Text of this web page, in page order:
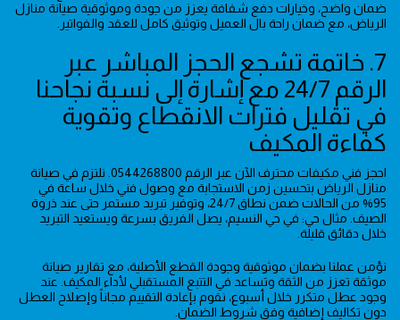
ضمان واضح، وخيارات دفع شفافة يعزز من جودة وموثوقية صيانة منازل
الرياض، مع ضمان راحة بال العميل وتوثيق كامل للعقد والفواتير.
7. خاتمة تشجع الحجز المباشر عبر
الرقم 24/7 مع إشارة إلى نسبة نجاحنا
في تقليل فترات الانقطاع وتقوية
كفاءة المكيف
احجز فني مكيفات محترف الآن عبر الرقم 0544268800. نلتزم في صيانة
منازل الرياض بتحسين زمن الاستجابة مع وصول فني خلال ساعة في
95% من الحالات ضمن نطاق 24/7، وتوفير تبريد مستمر حتى عند ذروة
الصيف. مثال حي: في حي النسيم، يصل الفريق بسرعة ويستعيد التبريد
خلال دقائق قليلة.
نؤمن عملنا بضمان موثوقية وجودة القطع الأصلية، مع تقارير صيانة
موثقة تعزز من الثقة وتساعد في التتبع المستقبلي لأداء المكيف. عند
وجود عطل متكرر خلال أسبوع، نقوم بإعادة التقييم مجاناً وإصلاح العطل
دون تكاليف إضافية وفق شروط الضمان.